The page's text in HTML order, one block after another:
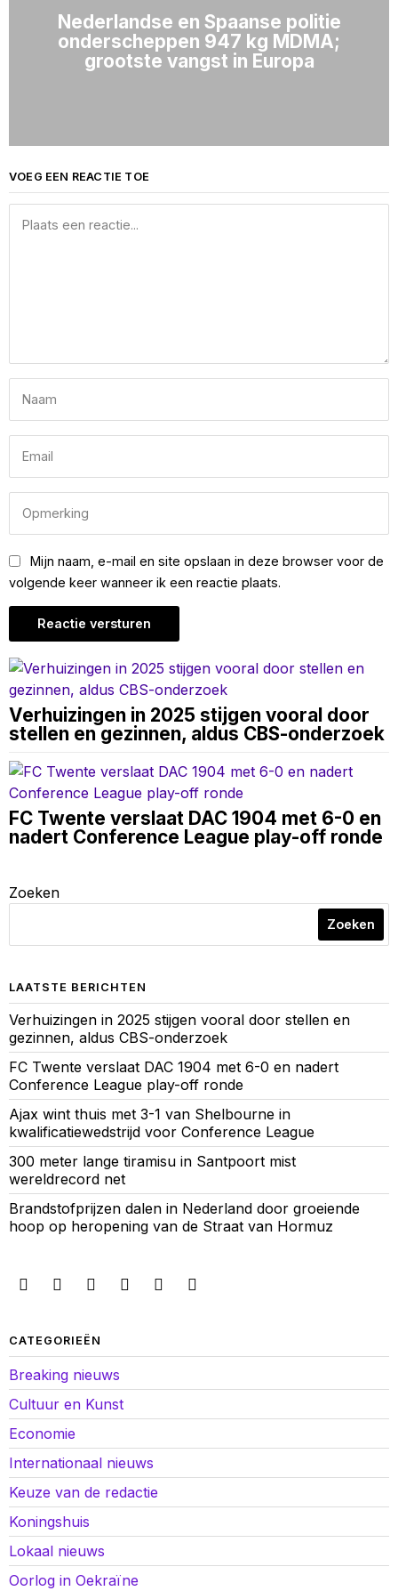
Nederlandse en Spaanse politie
onderscheppen 947 kg MDMA;
grootste vangst in Europa
VOEG EEN REACTIE TOE
Mijn naam, e-mail en site opslaan in deze browser voor de
volgende keer wanneer ik een reactie plaats.
Verhuizingen in 2025 stijgen vooral door
stellen en gezinnen, aldus CBS-onderzoek
FC Twente verslaat DAC 1904 met 6-0 en
nadert Conference League play-off ronde
Zoeken
Zoeken
LAATSTE BERICHTEN
Verhuizingen in 2025 stijgen vooral door stellen en
gezinnen, aldus CBS-onderzoek
FC Twente verslaat DAC 1904 met 6-0 en nadert
Conference League play-off ronde
Ajax wint thuis met 3-1 van Shelbourne in
kwalificatiewedstrijd voor Conference League
300 meter lange tiramisu in Santpoort mist
wereldrecord net
Brandstofprijzen dalen in Nederland door groeiende
hoop op heropening van de Straat van Hormuz
CATEGORIEËN
Breaking nieuws
Cultuur en Kunst
Economie
Internationaal nieuws
Keuze van de redactie
Koningshuis
Lokaal nieuws
Oorlog in Oekraïne